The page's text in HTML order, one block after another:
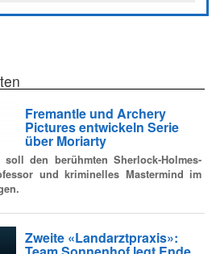
Fremantle und Archery
Pictures entwickeln Serie
über Moriarty
den berühmten Sherlock-Holmes-
und kriminelles Mastermind im
Zweite «Landarztpraxis»: